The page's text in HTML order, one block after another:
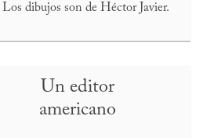
Los dibujos son de Héctor Javier.
Un editor
americano